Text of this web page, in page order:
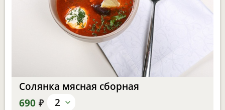
Солянка мясная сборная
690 е 2